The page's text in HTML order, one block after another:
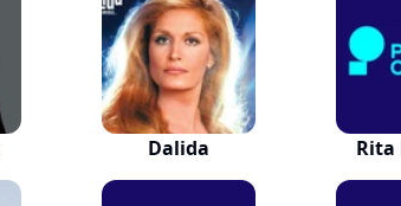
Dalida Rita